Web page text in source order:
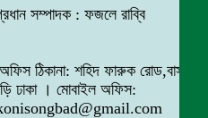
সম্পাদক : ফজলে রাব্বি
ঠিকানা: শহিদ ফারুক রোড,বাসা
ঢাকা । মোবাইল অফিস: